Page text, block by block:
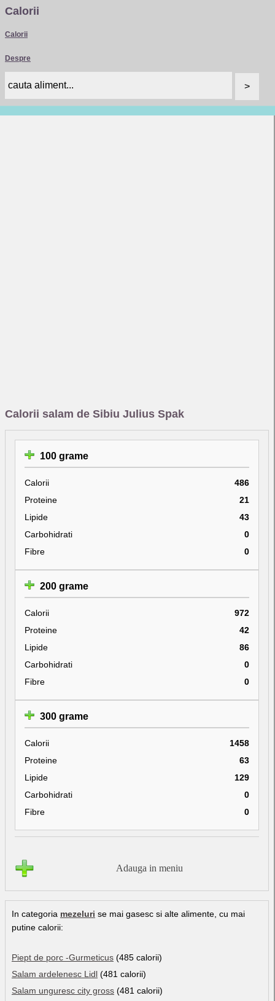
Calorii
Calorii
Despre
Calorii salam de Sibiu Julius Spak
100 grame
Calorii
486
Proteine
21
Lipide
43
Carbohidrati
0
Fibre
0
200 grame
Calorii
972
Proteine
42
Lipide
86
Carbohidrati
0
Fibre
0
300 grame
Calorii
1458
Proteine
63
Lipide
129
Carbohidrati
0
Fibre
0
Adauga in meniu
In categoria mezeluri se mai gasesc si alte alimente, cu mai
putine calorii:
Piept de porc -Gurmeticus (485 calorii)
Salam ardelenesc Lidl (481 calorii)
Salam unguresc city gross (481 calorii)